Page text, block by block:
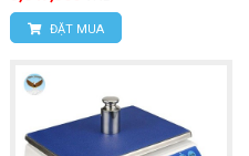
ĐẶT MUA